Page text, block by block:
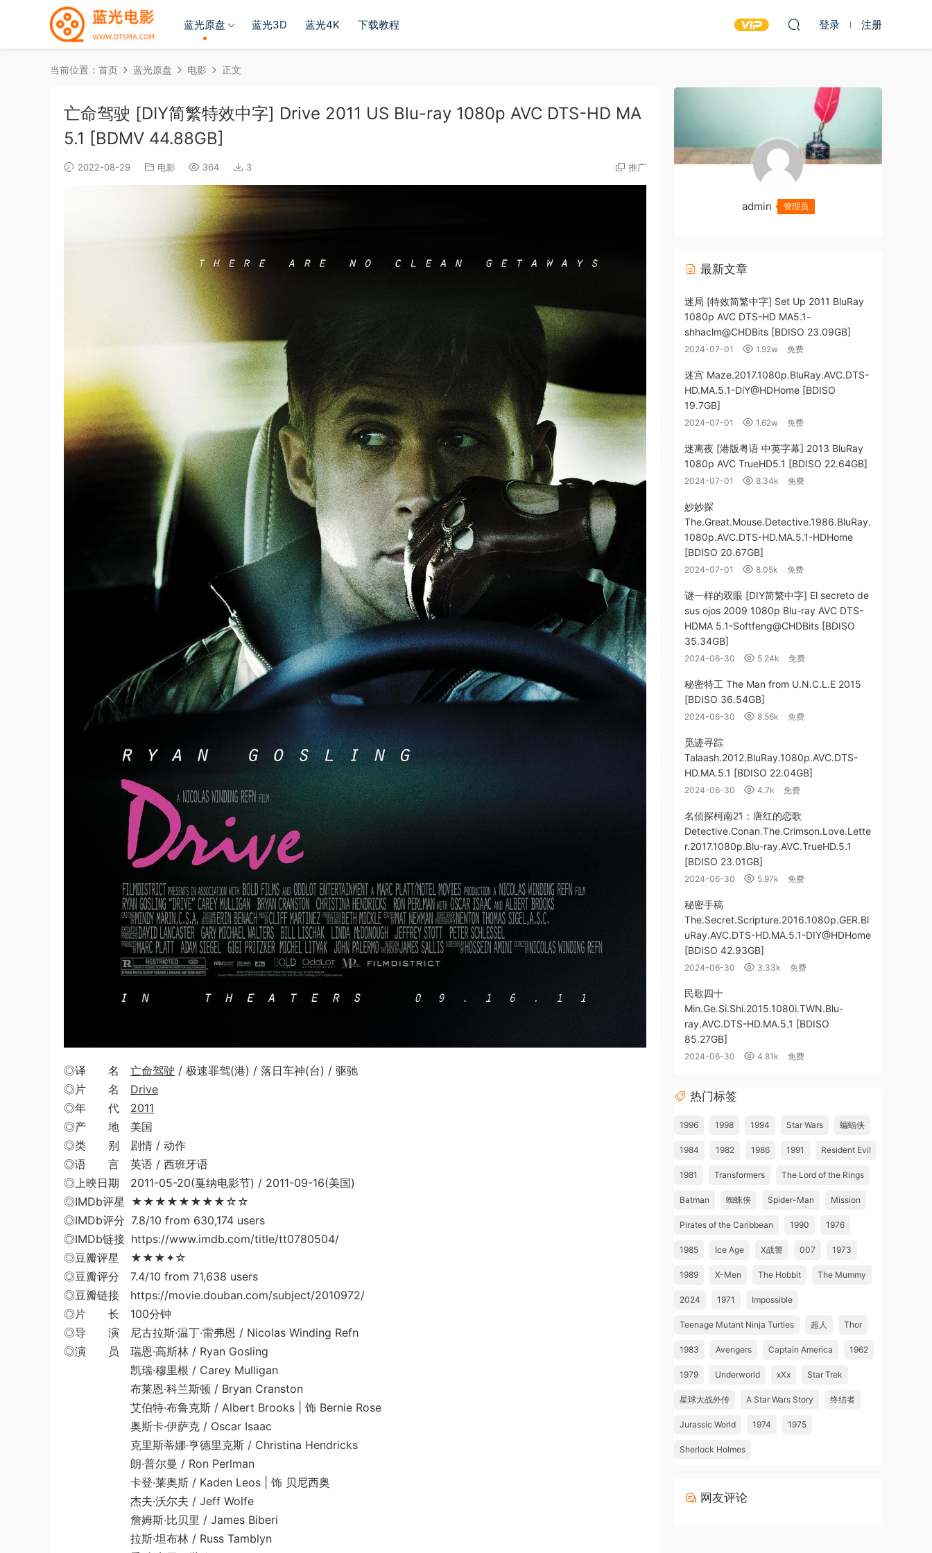
蓝光原盘 蓝光3D 蓝光4K 下载教程 登录 注册
当前位置： 首页 蓝光原盘 电影 正文
亡命驾驶 [DIY简繁特效中字] Drive 2011 US Blu-ray 1080p AVC DTS-HD MA
5.1 [BDMV 44.88GB]
2022-08-29 电影 364 3 推广
◎译 名 亡命驾驶 / 极速罪驾(港) / 落日车神(台) / 驱驰
◎片 名 Drive
◎年 代 2011
◎产 地 美国
◎类 别 剧情 / 动作
◎语 言 英语 / 西班牙语
◎上映日期 2011-05-20(戛纳电影节) / 2011-09-16(美国)
◎IMDb评星 ★★★★★★★★☆☆
◎IMDb评分 7.8/10 from 630,174 users
◎IMDb链接 https://www.imdb.com/title/tt0780504/
◎豆瓣评星 ★★★✦☆
◎豆瓣评分 7.4/10 from 71,638 users
◎豆瓣链接 https://movie.douban.com/subject/2010972/
◎片 长 100分钟
◎导 演 尼古拉斯·温丁·雷弗恩 / Nicolas Winding Refn
◎演 员 瑞恩·高斯林 / Ryan Gosling
凯瑞·穆里根 / Carey Mulligan
布莱恩·科兰斯顿 / Bryan Cranston
艾伯特·布鲁克斯 / Albert Brooks | 饰 Bernie Rose
奥斯卡·伊萨克 / Oscar Isaac
克里斯蒂娜·亨德里克斯 / Christina Hendricks
朗·普尔曼 / Ron Perlman
卡登·莱奥斯 / Kaden Leos | 饰 贝尼西奥
杰夫·沃尔夫 / Jeff Wolfe
詹姆斯·比贝里 / James Biberi
拉斯·坦布林 / Russ Tamblyn
admin 管理员
最新文章
迷局 [特效简繁中字] Set Up 2011 BluRay
1080p AVC DTS-HD MA5.1-
shhaclm@CHDBits [BDISO 23.09GB]
2024-07-01 1.92w 免费
迷宫 Maze.2017.1080p.BluRay.AVC.DTS-
HD.MA.5.1-DiY@HDHome [BDISO
19.7GB]
2024-07-01 1.62w 免费
迷离夜 [港版粤语 中英字幕] 2013 BluRay
1080p AVC TrueHD5.1 [BDISO 22.64GB]
2024-07-01 8.34k 免费
妙妙探
The.Great.Mouse.Detective.1986.BluRay.
1080p.AVC.DTS-HD.MA.5.1-HDHome
[BDISO 20.67GB]
2024-07-01 8.05k 免费
谜一样的双眼 [DIY简繁中字] El secreto de
sus ojos 2009 1080p Blu-ray AVC DTS-
HDMA 5.1-Softfeng@CHDBits [BDISO
35.34GB]
2024-06-30 5.24k 免费
秘密特工 The Man from U.N.C.L.E 2015
[BDISO 36.54GB]
2024-06-30 8.56k 免费
觅迹寻踪
Talaash.2012.BluRay.1080p.AVC.DTS-
HD.MA.5.1 [BDISO 22.04GB]
2024-06-30 4.7k 免费
名侦探柯南21：唐红的恋歌
Detective.Conan.The.Crimson.Love.Lette
r.2017.1080p.Blu-ray.AVC.TrueHD.5.1
[BDISO 23.01GB]
2024-06-30 5.97k 免费
秘密手稿
The.Secret.Scripture.2016.1080p.GER.Bl
uRay.AVC.DTS-HD.MA.5.1-DIY@HDHome
[BDISO 42.93GB]
2024-06-30 3.33k 免费
民歌四十
Min.Ge.Si.Shi.2015.1080i.TWN.Blu-
ray.AVC.DTS-HD.MA.5.1 [BDISO
85.27GB]
2024-06-30 4.81k 免费
热门标签
1996 1998 1994 Star Wars 蝙蝠侠
1984 1982 1986 1991 Resident Evil
1981 Transformers The Lord of the Rings
Batman 蜘蛛侠 Spider-Man Mission
Pirates of the Caribbean 1990 1976
1985 Ice Age X战警 007 1973
1989 X-Men The Hobbit The Mummy
2024 1971 Impossible
Teenage Mutant Ninja Turtles 超人 Thor
1983 Avengers Captain America 1962
1979 Underworld xXx Star Trek
星球大战外传 A Star Wars Story 终结者
Jurassic World 1974 1975
Sherlock Holmes
网友评论